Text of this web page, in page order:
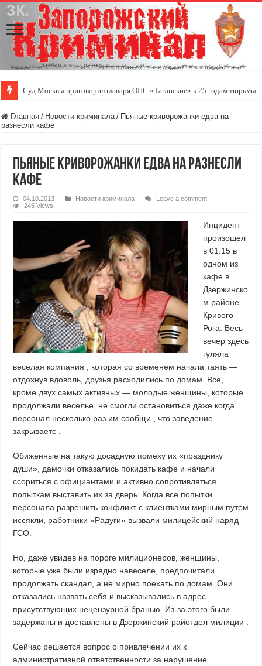
Суд Москвы приговорил главаря ОПС «Таганские» к 25 годам тюрьмы
Главная / Новости криминала / Пьяные криворожанки едва на
разнесли кафе
Пьяные криворожанки едва на разнесли
кафе
04.10.2013 Новости криминала
Leave a comment
245 Views
Инцидент
произошел
в 01.15 в
одном из
кафе в
Дзержинско
м районе
Кривого
Рога. Весь
вечер здесь
гуляла
веселая компания , которая со временем начала таять —
отдохнув вдоволь, друзья расходились по домам. Все,
кроме двух самых активных — молодые женщины, которые
продолжали веселье, не смогли остановиться даже когда
персонал несколько раз им сообщи , что заведение
закрываетс .
Обиженные на такую ​​досадную помеху их «празднику
души», дамочки отказались покидать кафе и начали
ссориться с официантами и активно сопротивляться
попыткам выставить их за дверь. Когда все попытки
персонала разрешить конфликт с клиентками мирным путем
иссякли, работники «Радуги» вызвали милицейский наряд
ГСО.
Но, даже увидев на пороге милиционеров, женщины,
которые уже были изрядно навеселе, предпочитали
продолжать скандал, а не мирно поехать по домам. Они
отказались назвать себя и высказывались в адрес
присутствующих нецензурной бранью. Из-за этого были
задержаны и доставлены в Дзержинский райотдел милиции .
Сейчас решается вопрос о привлечении их к
административной ответственности за нарушение